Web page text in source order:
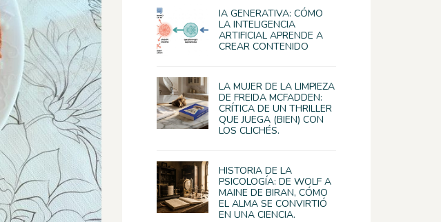
IA GENERATIVA: CÓMO
LA INTELIGENCIA
ARTIFICIAL APRENDE A
CREAR CONTENIDO
LA MUJER DE LA LIMPIEZA
DE FREIDA MCFADDEN:
CRÍTICA DE UN THRILLER
QUE JUEGA (BIEN) CON
LOS CLICHÉS.
HISTORIA DE LA
PSICOLOGÍA: DE WOLF A
MAINE DE BIRAN, CÓMO
EL ALMA SE CONVIRTIÓ
EN UNA CIENCIA.